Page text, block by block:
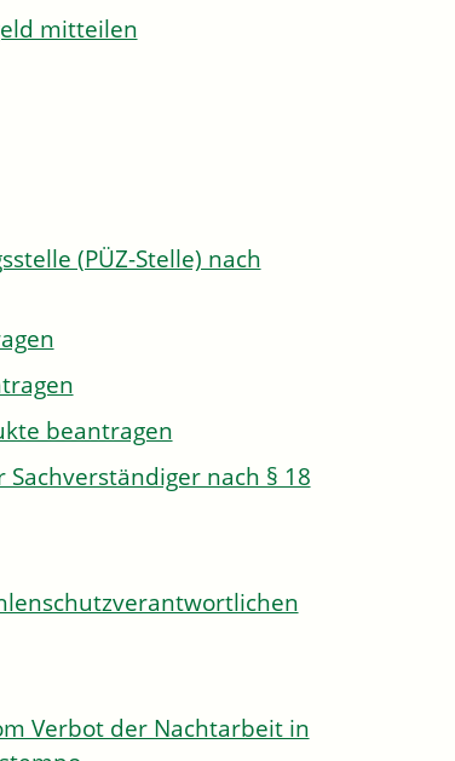
mitteilen
(PÜZ-Stelle) nach
beantragen
nach § 18
Verbot der Nachtarbeit in